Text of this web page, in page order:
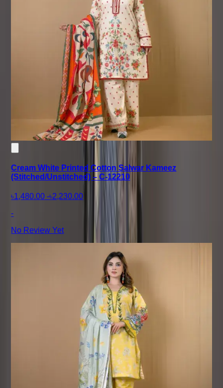
Cream White Printed Cotton Salwar Kameez
(Stitched/Unstitched) – C-12210
৳1,480.00 -৳2,230.00
-
No Review Yet